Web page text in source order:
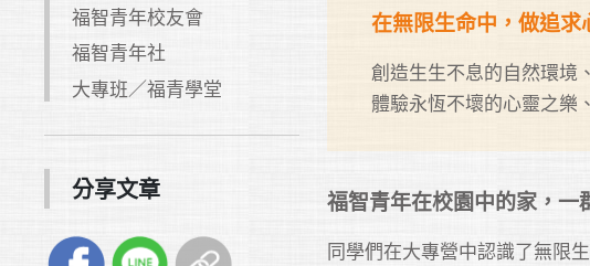
福智青年校友會
福智青年社
大專班／福青學堂
分享文章
在無限生命中，做追
創造生生不息的自然環境
體驗永恆不壞的心靈之樂
福智青年在校園中的家，一
同學們在大專營中認識了無限